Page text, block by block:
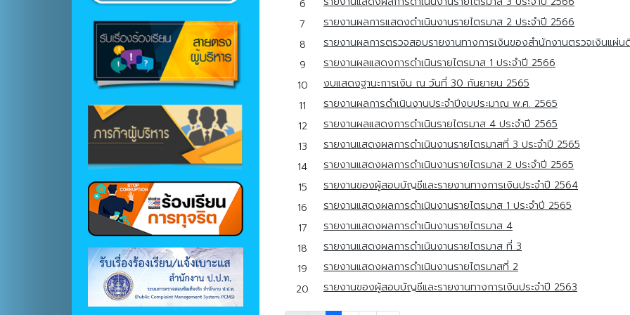
6
7
รายงานผลการแสดงดำเนินงานรายไตรมาส 2 ประจำปี 2566
8
รายงานผลการตรวจสอบรายงานทางการเงินของสำนักงานตรวจเงินแผ่
9
รายงานผลแสดงการดำเนินรายไตรมาส 1 ประจำปี 2566
10
งบแสดงฐานะการเงิน ณ วันที่ 30 กันยายน 2565
11
รายงานผลการดำเนินงานประจำปีงบประมาณ พ.ศ. 2565
12
รายงานผลแสดงการดำเนินรายไตรมาส 4 ประจำปี 2565
13
รายงานแสดงผลการดำเนินงานรายไตรมาสที่ 3 ประจำปี 2565
14
รายงานแสดงผลการดำเนินงานรายไตรมาส 2 ประจำปี 2565
15
รายงานของผู้สอบบัญชีและรายงานทางการเงินประจำปี 2564
16
รายงานแสดงผลการดำเนินงานรายไตรมาส 1 ประจำปี 2565
17
รายงานแสดงผลการดำเนินงานรายไตรมาส 4
18
รายงานแสดงผลการดำเนินงานรายไตรมาส ที่ 3
19
รายงานแสดงผลการดำเนินงานรายไตรมาสที่ 2
20
รายงานของผู้สอบบัญชีและรายงานทางการเงินประจำปี 2563